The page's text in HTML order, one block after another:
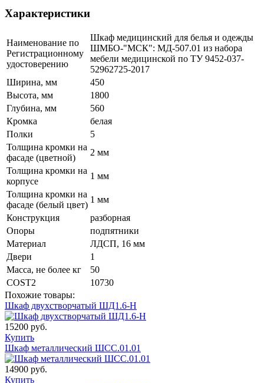
Характеристики
Наименование по
Регистрационному
удостоверению
Шкаф медицинский для белья и одежды
ШМБО-"МСК": МД-507.01 из набора
мебели медицинской по ТУ 9452-037-
52962725-2017
Ширина, мм
450
Высота, мм
1800
Глубина, мм
560
Кромка
белая
Полки
5
Толщина кромки на
фасаде (цветной)
2 мм
Толщина кромки на
корпусе
1 мм
Толщина кромки на
фасаде (белый цвет)
1 мм
Конструкция
разборная
Опоры
подпятники
Материал
ЛДСП, 16 мм
Двери
1
Масса, не более кг
50
COST2
10730
Похожие товары:
Шкаф двухстворчатый ШД1.6-Н
15200 руб.
Купить
Шкаф металлический ШСС.01.01
14900 руб.
Купить